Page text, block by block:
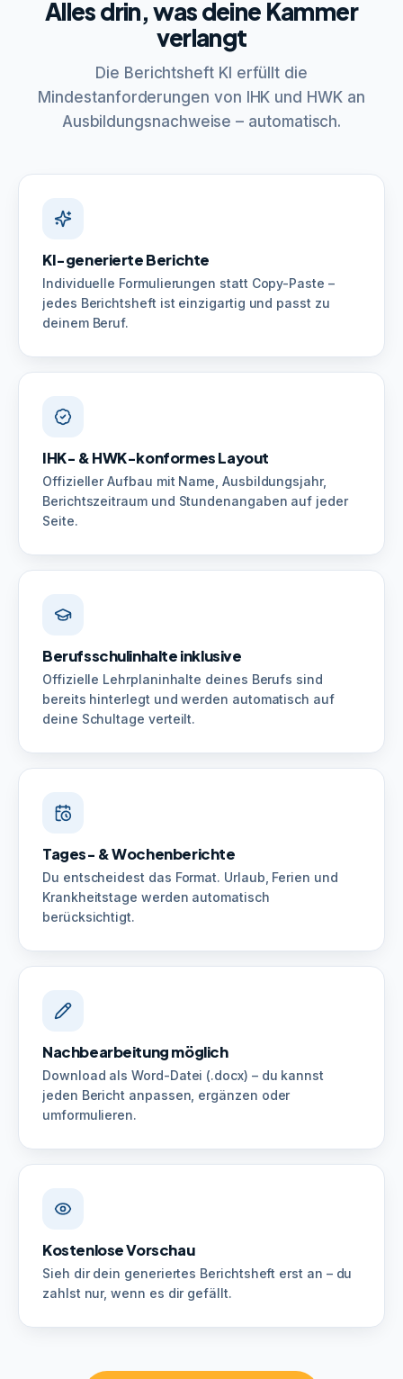
Alles drin, was deine Kammer
verlangt
Die Berichtsheft KI erfüllt die
Mindestanforderungen von IHK und HWK an
Ausbildungsnachweise – automatisch.
KI-generierte Berichte
Individuelle Formulierungen statt Copy-Paste –
jedes Berichtsheft ist einzigartig und passt zu
deinem Beruf.
IHK- & HWK-konformes Layout
Offizieller Aufbau mit Name, Ausbildungsjahr,
Berichtszeitraum und Stundenangaben auf jeder
Seite.
Berufsschulinhalte inklusive
Offizielle Lehrplaninhalte deines Berufs sind
bereits hinterlegt und werden automatisch auf
deine Schultage verteilt.
Tages- & Wochenberichte
Du entscheidest das Format. Urlaub, Ferien und
Krankheitstage werden automatisch
berücksichtigt.
Nachbearbeitung möglich
Download als Word-Datei (.docx) – du kannst
jeden Bericht anpassen, ergänzen oder
umformulieren.
Kostenlose Vorschau
Sieh dir dein generiertes Berichtsheft erst an – du
zahlst nur, wenn es dir gefällt.